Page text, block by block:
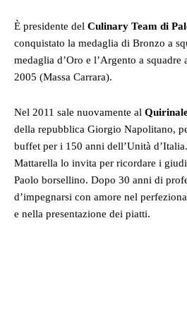
È presidente del Culinary Team di
conquistato la medaglia di Bronzo a
medaglia d’Oro e l’Argento a
2005 (Massa Carrara).
Nel 2011 sale nuovamente al
della repubblica Giorgio Napolitano,
buffet per i 150 anni dell’Unità
Mattarella lo invita per ricordare i
Paolo borsellino. Dopo 30 anni di
d’impegnarsi con amore nel
e nella presentazione dei piatti.